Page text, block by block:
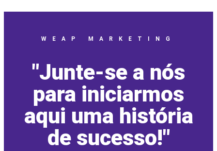
WEAP MARKETING
"Junte-se a nós
para iniciarmos
aqui uma história
de sucesso!"